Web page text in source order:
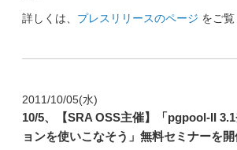
詳しくは、 プレスリリースのページ をご覧
2011/10/05(水)
10/5、【SRA OSS主催】「pgpool-II
ョンを使いこなそう」無料セミナーを開